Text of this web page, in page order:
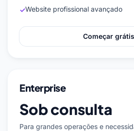
✓Website profissional avançado
Começar grátis
Enterprise
Sob consulta
Para grandes operações e